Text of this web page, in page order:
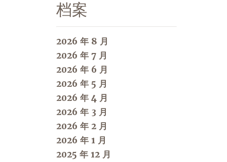
档案
2026 年 8 月
2026 年 7 月
2026 年 6 月
2026 年 5 月
2026 年 4 月
2026 年 3 月
2026 年 2 月
2026 年 1 月
2025 年 12 月